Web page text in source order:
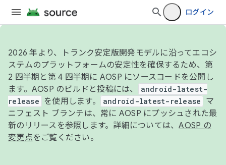
ログイン
2026 年より、トランク安定版開発モデルに沿ってエコシ
ステムのプラットフォームの安定性を確保するため、第
2 四半期と第 4 四半期に AOSP にソースコードを公開し
ます。AOSP のビルドと投稿には、
android-latest-
release
を使用します。 android-latest-release
マ
ニフェスト ブランチは、常に AOSP にプッシュされた最
新のリリースを参照します。詳細については、AOSP の
変更点をご覧ください。